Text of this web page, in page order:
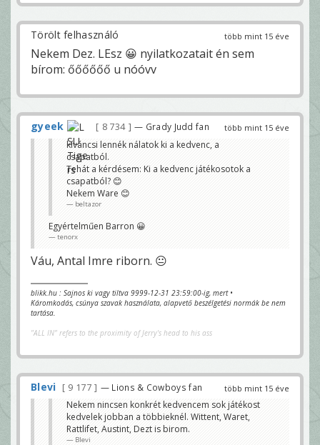
több mint 15 éve
Törölt felhasználó
Nekem Dez. LEsz 😀 nyilatkozatait én sem
bírom: őőőőőő u nóóvv
több mint 15 éve
gyeek 8 734 — Grady Judd fan
kíváncsi lennék nálatok ki a kedvenc, a
csapatból.
Tehát a kérdésem: Ki a kedvenc játékosotok a
csapatból? 😊
Nekem Ware 😊
beltazor
Egyértelműen Barron 😀
tenorx
Váu, Antal Imre riborn. 😐
blikk.hu : Sajnos ki vagy tiltva 9999-12-31 23:59:00-ig, mert •
Káromkodás, csúnya szavak használata, alapvető beszélgetési normák be nem
tartása.
"ALL IN" refers to the proximity of Jerry's head to his ass
több mint 15 éve
Blevi 9 177 — Lions & Cowboys fan
Nekem nincsen konkrét kedvencem sok játékost
kedvelek jobban a többieknél. Wittent, Waret,
Rattlifet, Austint, Dezt is birom.
Blevi